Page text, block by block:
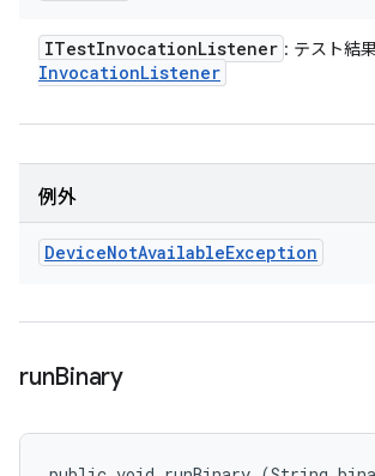
ITestInvocationListener : テスト結
InvocationListener
例外
DeviceNotAvailableException
runBinary